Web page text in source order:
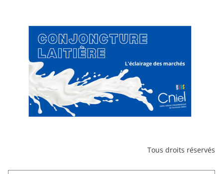
Tous droits réservés